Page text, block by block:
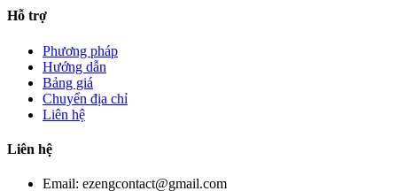
Hỗ trợ
Phương pháp
Hướng dẫn
Bảng giá
Chuyển địa chỉ
Liên hệ
Liên hệ
Email: ezengcontact@gmail.com